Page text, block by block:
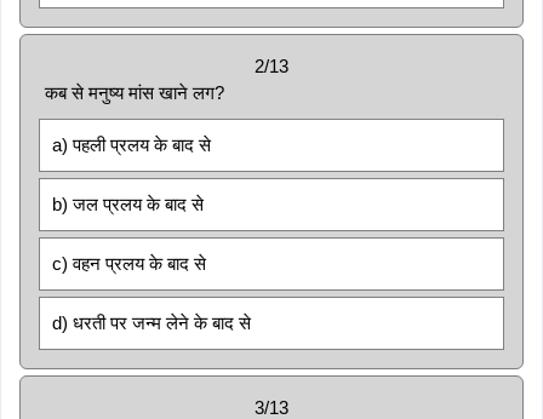
2/13
कब से मनुष्य मांस खाने लग?
a) पहली प्रलय के बाद से
b) जल प्रलय के बाद से
c) वहन प्रलय के बाद से
d) धरती पर जन्म लेने के बाद से
3/13